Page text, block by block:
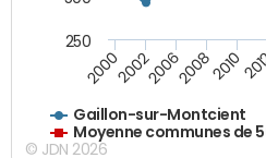
Gaillon-sur-Montcient
Moyenne communes de
20002002200620082010
250
© JDN 2026